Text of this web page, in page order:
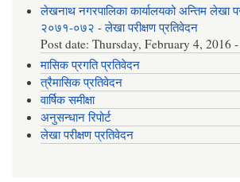
लेखनाथ नगरपालिका कार्यालयको अन्तिम लेखा
२०७१-०७२ -लेखा परीक्षण प्रतिवेदन
Post date:Thursday, February 4, 2016
मासिक प्रगति प्रतिवेदन
त्रैमासिक प्रतिवेदन
वार्षिक समीक्षा
अनुसन्धान रिपोर्ट
लेखा परीक्षण प्रतिवेदन